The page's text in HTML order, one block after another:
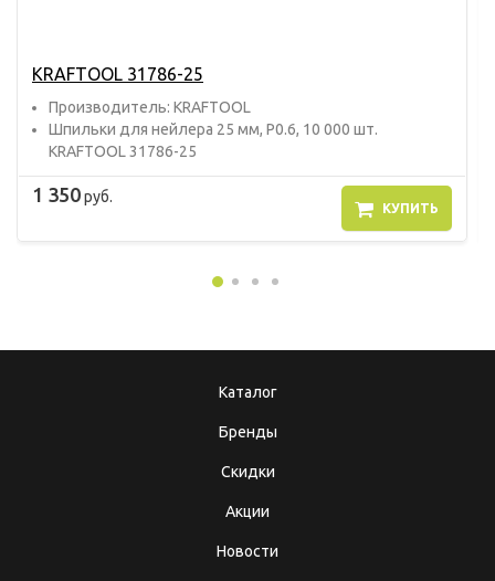
KRAFTOOL 31786-25
Прoизвoдитель: KRAFTOOL
Шпильки для нейлера 25 мм, P0.6, 10 000 шт.
KRAFTOOL 31786-25
1 350руб.
КУПИТЬ
Каталог
Бренды
Скидки
Акции
Новости